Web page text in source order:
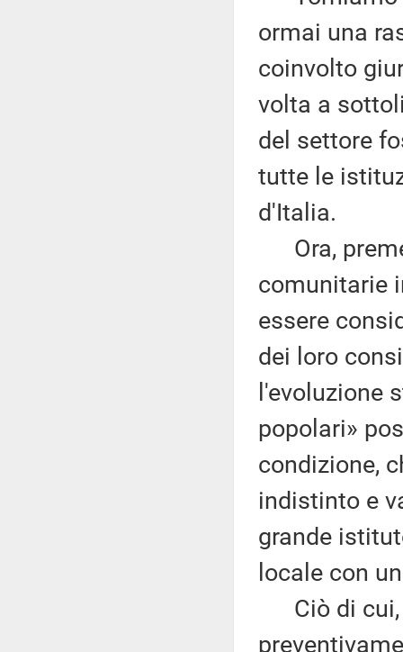
ormai una
coinvolto
volta a
del settore
tutte le
d'Italia.
Ora,
comunitarie
essere
dei loro
l'evoluzione
popolari»
condizione,
indistinto e
grande
locale con
Ciò di cui,